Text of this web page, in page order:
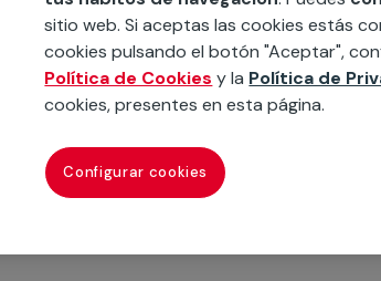
Podemos ofrecer cualquier servicio a medida
materiales, equipamientos,
cuando te llamemos.
sitio web. Si aceptas las cookies estás
cookies pulsando el botón "Aceptar",
Política de Cookies y la Política de
cookies, presentes en esta página.
Configurar cookies